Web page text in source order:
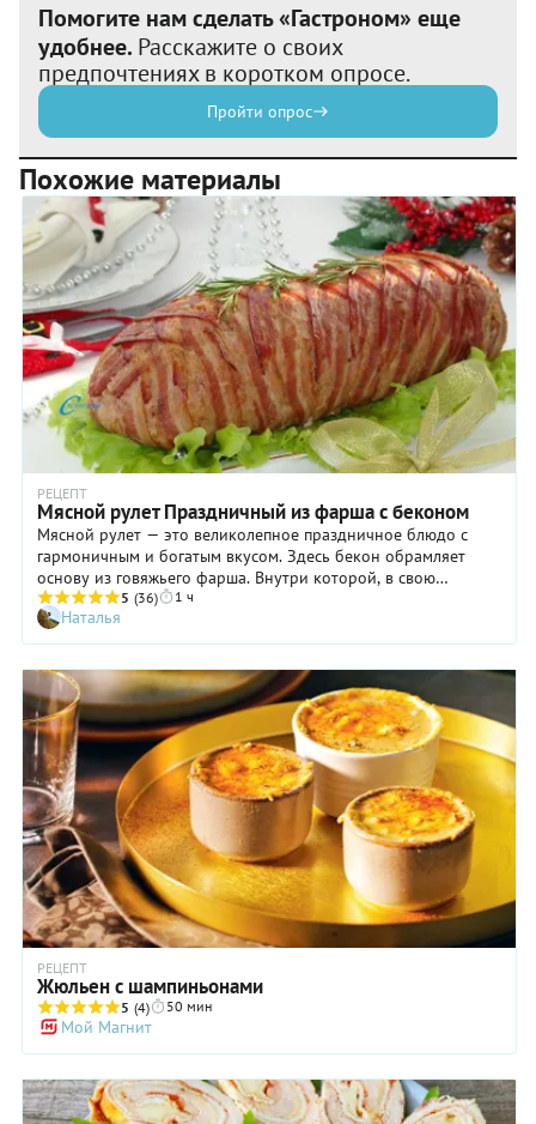
Помогите нам сделать «Гастроном» еще
удобнее. Расскажите о своих
предпочтениях в коротком опросе.
Пройти опрос
Похожие материалы
РЕЦЕПТ
Мясной рулет Праздничный из фарша с беконом
Мясной рулет — это великолепное праздничное блюдо с
гармоничным и богатым вкусом. Здесь бекон обрамляет
основу из говяжьего фарша. Внутри которой, в свою
очередь, находятся сыр и ветчина. Орехи придают блюду
дополнительные акценты, обогащая вкус изящными нотами.
Мясной рулет можно подавать на стол горячим, выложив на
сервировочную тарелку и украсив овощами и травами. В
качестве гарнира к нему прекрасно подходят картофель или
бобовые. Вполне допустима подача и холодного рулета.
Нарежьте его тонкими ломтиками и разложите с другими
мясными закусками – уверены, что именно он исчезнет с
тарелки первым! Для приготовления мясного рулета
потребуется некоторая сноровка, но усилия вполне
оправдаются роскошным результатом.
5 (36) 1 ч
Наталья
РЕЦЕПТ
Жюльен с шампиньонами
5 (4) 50 мин
Мой Магнит